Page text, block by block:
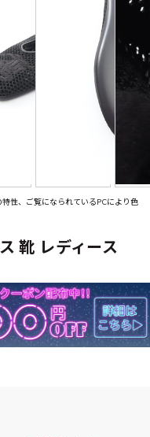
性、ご覧になられているPCにより色
靴 レディース